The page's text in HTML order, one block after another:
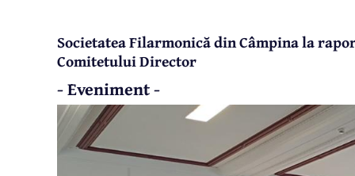
Societatea Filarmonică din Câmpina la
Comitetului Director
- Eveniment -